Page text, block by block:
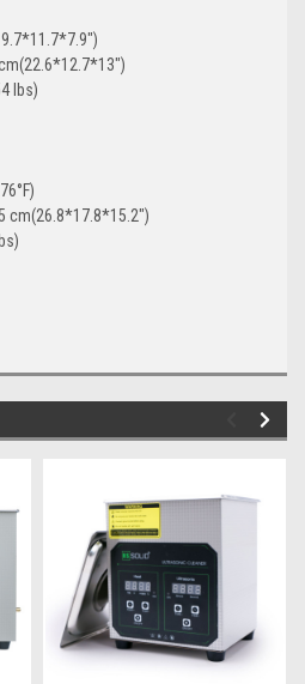
lbs)
cm(26.8*17.8*15.2")